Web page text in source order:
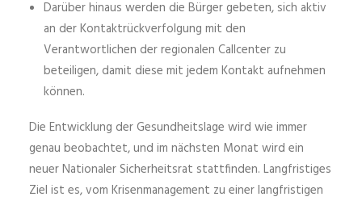
Darüber hinaus werden die Bürger gebeten, sich aktiv
an der Kontaktrückverfolgung mit den
Verantwortlichen der regionalen Callcenter zu
beteiligen, damit diese mit jedem Kontakt aufnehmen
können.
Die Entwicklung der Gesundheitslage wird wie immer
genau beobachtet, und im nächsten Monat wird ein
neuer Nationaler Sicherheitsrat stattfinden. Langfristiges
Ziel ist es, vom Krisenmanagement zu einer langfristigen